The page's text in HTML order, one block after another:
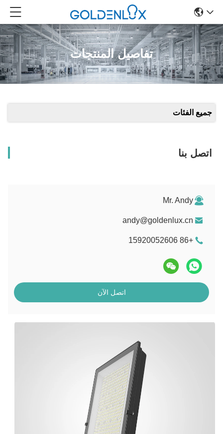
تفاصيل المنتجات
جميع الفئات
اتصل بنا
Mr. Andy
andy@goldenlux.cn
+86 15920052606
اتصل الآن